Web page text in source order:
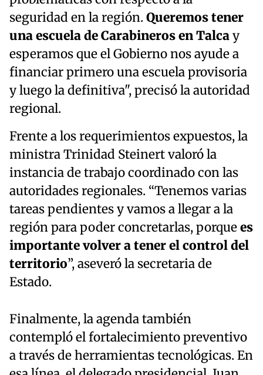
seguridad en la región. Queremos tener
una escuela de Carabineros en Talcay
esperamos que el Gobierno nos ayude a
financiar primero una escuela provisoria
y luego la definitiva", precisó la autoridad
regional.
Frente a los requerimientos expuestos, la
ministra Trinidad Steinert valoró la
instancia de trabajo coordinado con las
autoridades regionales. “Tenemos varias
tareas pendientes y vamos a llegar a la
región para poder concretarlas, porquees
importante volver a tener el control del
territorio”, aseveró la secretaria de
Estado.
Finalmente, la agenda también
contempló el fortalecimiento preventivo
a través de herramientas tecnológicas. En